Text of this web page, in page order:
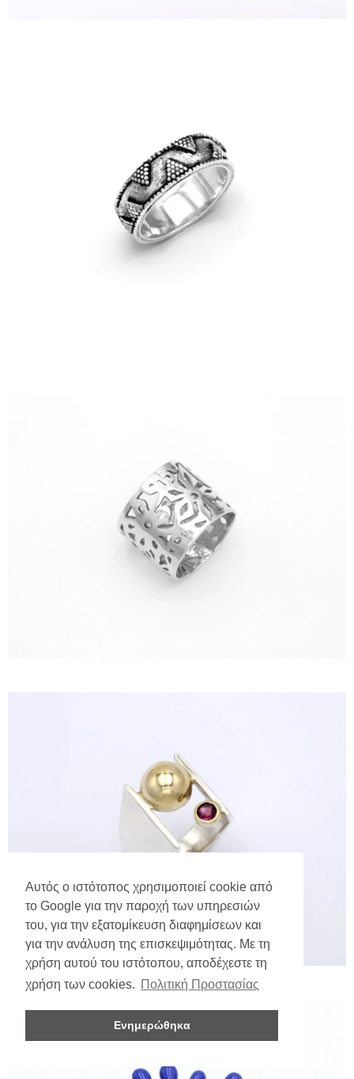
Αυτός ο ιστότοπος χρησιμοποιεί cookie από
το Google για την παροχή των υπηρεσιών
του, για την εξατομίκευση διαφημίσεων και
για την ανάλυση της επισκεψιμότητας. Με τη
χρήση αυτού του ιστότοπου, αποδέχεστε τη
χρήση των cookies. Πολιτική Προστασίας
Ενημερώθηκα